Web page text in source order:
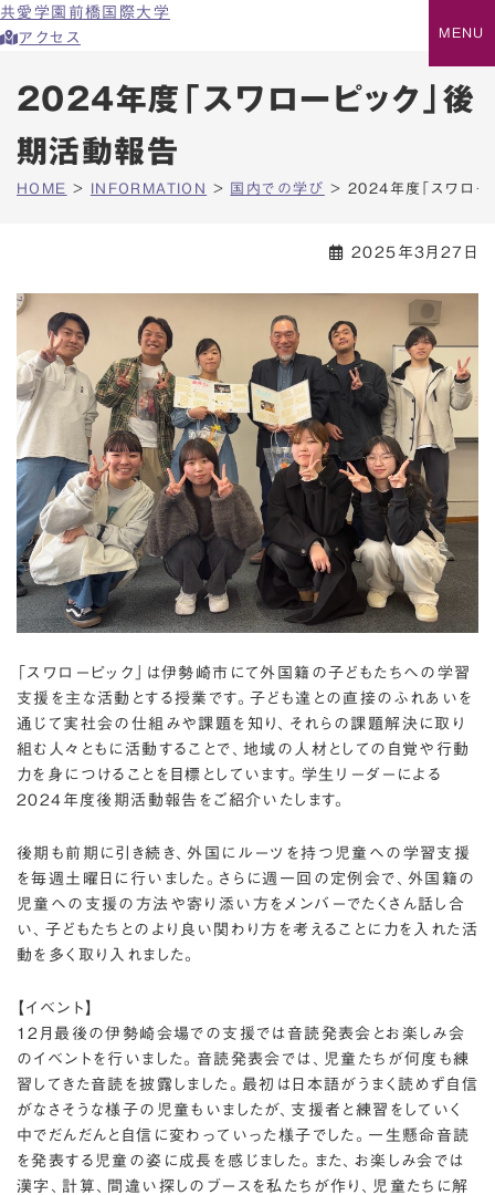
共愛学園前橋国際大学
アクセス
2024年度「スワローピック」後
期活動報告
HOME > INFORMATION > 国内での学び >2024年度「スワロー
2025年3月27日
「スワローピック」は伊勢崎市にて外国籍の子どもたちへの学習
支援を主な活動とする授業です。子ども達との直接のふれあいを
通じて実社会の仕組みや課題を知り、それらの課題解決に取り
組む人々ともに活動することで、地域の人材としての自覚や行動
力を身につけることを目標としています。学生リーダーによる
2024年度後期活動報告をご紹介いたします。
後期も前期に引き続き、外国にルーツを持つ児童への学習支援
を毎週土曜日に行いました。さらに週一回の定例会で、外国籍の
児童への支援の方法や寄り添い方をメンバーでたくさん話し合
い、子どもたちとのより良い関わり方を考えることに力を入れた活
動を多く取り入れました。
【イベント】
12月最後の伊勢崎会場での支援では音読発表会とお楽しみ会
のイベントを行いました。音読発表会では、児童たちが何度も練
習してきた音読を披露しました。最初は日本語がうまく読めず自信
がなさそうな様子の児童もいましたが、支援者と練習をしていく
中でだんだんと自信に変わっていった様子でした。一生懸命音読
を発表する児童の姿に成長を感じました。また、お楽しみ会では
漢字、計算、間違い探しのブースを私たちが作り、児童たちに解